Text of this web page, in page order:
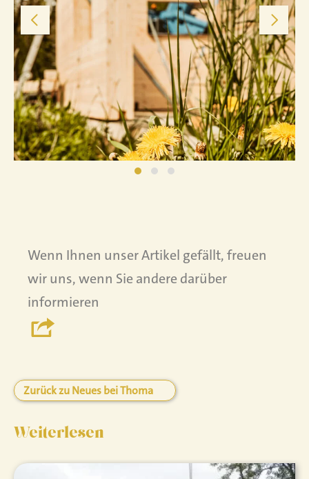
Wenn Ihnen unser Artikel gefällt, freuen
wir uns, wenn Sie andere darüber
informieren
Zurück zu Neues bei Thoma
Weiterlesen